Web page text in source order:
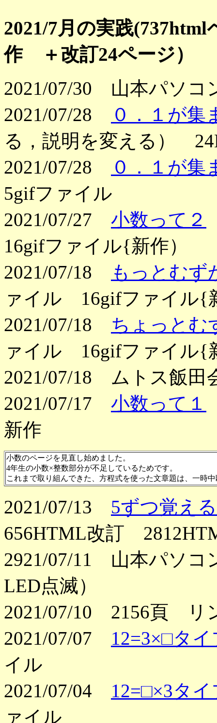
2021/7月の実践
作 ＋改訂24ページ）
2021/07/30 山本パソコ
2021/07/28
０．１が集
る，説明を変える）
2021/07/28
０．１が集
5gifファイル
2021/07/27 小数って２
16gifファイル{新作）
2021/07/18
もっとむず
ァイル 16gifファイル{
2021/07/18 ちょっとむ
ァイル 16gifファイル{
2021/07/18 ムトス飯田
2021/07/17 小数って１
新作
小数のページを見直し始めました。
4年生の小数×整数部分が不足しているためです。
これまで取り組んできた、方程式を使った文章題は、一時
2021/07/13 5ずつ覚え
656HTML改訂
2921/07/11 山本パソコ
LED点滅）
2021/07/10 2156頁 リ
2021/07/07 12=3×□タ
イル
2021/07/04 12=□×3タ
ァイル